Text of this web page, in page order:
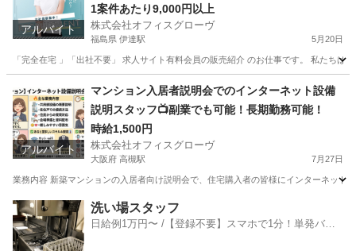
アルバイト
1案件あたり9,000円以上
株式会社オフィスグローヴ
福島県 伊達駅 5月20日
「完全在宅 」「出社不要」 求人サイト有料会員の販売紹介 のお仕事です。 私たち
営業 求人サイト
アルバイト
マンション入居者説明会でのインターネット設備
説明スタッフ📺副業でも可能！長期勤務可能！
時給1,500円
株式会社オフィスグローヴ
大阪府 高槻駅 7月27日
業務内容 新築マンションの入居者向け説明会で、住宅購入者の皆様にインターネッ
大阪 高槻市 高槻駅 接客
洗い場スタッフ
日給例1万円〜 /【登録不要】スマホで1分！単発バイ